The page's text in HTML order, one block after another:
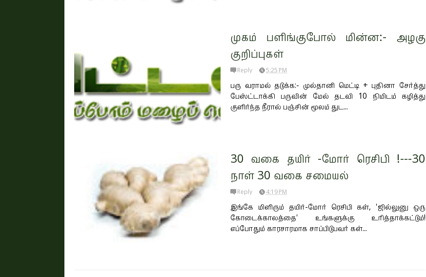
முகம் பளிங்குபோல் மின்ன:- அழகு
குறிப்புகள்
Reply 5:25 PM
பரு வராமல் தடுக்க:- முல்தானி மெட்டி + புதினா சேர்த்து
பேஸ்ட்டாக்கி பருவின் மேல் தடவி 10 நிமிடம் கழித்து
குளிர்ந்த நீரால் பஞ்சின் மூலம் துட...
30 வகை தயிர் -மோர் ரெசிபி !---30
நாள் 30 வகை சமையல்
Reply 4:19 PM
இங்கே மிளிரும் தயிர்-மோர் ரெசிபி கள், 'ஜில்லுனு ஒரு
கோடைக்காலத்தை' உங்களுக்கு உரித்தாக்கட்டும்!
எப்போதும் காரசாரமாக சாப்பிடுபவர் கள்...